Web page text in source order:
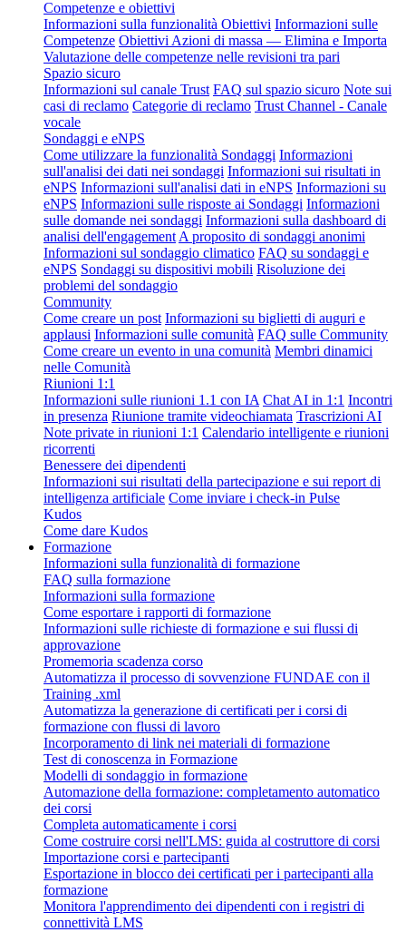
Competenze e obiettivi
Informazioni sulla funzionalità Obiettivi Informazioni sulle
Competenze Obiettivi Azioni di massa — Elimina e Importa
Valutazione delle competenze nelle revisioni tra pari
Spazio sicuro
Informazioni sul canale Trust FAQ sul spazio sicuro Note sui
casi di reclamo Categorie di reclamo Trust Channel - Canale
vocale
Sondaggi e eNPS
Come utilizzare la funzionalità Sondaggi Informazioni
sull'analisi dei dati nei sondaggi Informazioni sui risultati in
eNPS Informazioni sull'analisi dati in eNPS Informazioni su
eNPS Informazioni sulle risposte ai Sondaggi Informazioni
sulle domande nei sondaggi Informazioni sulla dashboard di
analisi dell'engagement A proposito di sondaggi anonimi
Informazioni sul sondaggio climatico FAQ su sondaggi e
eNPS Sondaggi su dispositivi mobili Risoluzione dei
problemi del sondaggio
Community
Come creare un post Informazioni su biglietti di auguri e
applausi Informazioni sulle comunità FAQ sulle Community
Come creare un evento in una comunità Membri dinamici
nelle Comunità
Riunioni 1:1
Informazioni sulle riunioni 1.1 con IA Chat AI in 1:1 Incontri
in presenza Riunione tramite videochiamata Trascrizioni AI
Note private in riunioni 1:1 Calendario intelligente e riunioni
ricorrenti
Benessere dei dipendenti
Informazioni sui risultati della partecipazione e sui report di
intelligenza artificiale Come inviare i check-in Pulse
Kudos
Come dare Kudos
Formazione
Informazioni sulla funzionalità di formazione
FAQ sulla formazione
Informazioni sulla formazione
Come esportare i rapporti di formazione
Informazioni sulle richieste di formazione e sui flussi di
approvazione
Promemoria scadenza corso
Automatizza il processo di sovvenzione FUNDAE con il
Training .xml
Automatizza la generazione di certificati per i corsi di
formazione con flussi di lavoro
Incorporamento di link nei materiali di formazione
Test di conoscenza in Formazione
Modelli di sondaggio in formazione
Automazione della formazione: completamento automatico
dei corsi
Completa automaticamente i corsi
Come costruire corsi nell'LMS: guida al costruttore di corsi
Importazione corsi e partecipanti
Esportazione in blocco dei certificati per i partecipanti alla
formazione
Monitora l'apprendimento dei dipendenti con i registri di
connettività LMS